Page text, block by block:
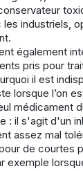
industriels,
également
pris pour
il est
lorsque l’on
médicament
: il s'agit d'un
assez mal
de courtes
exemple